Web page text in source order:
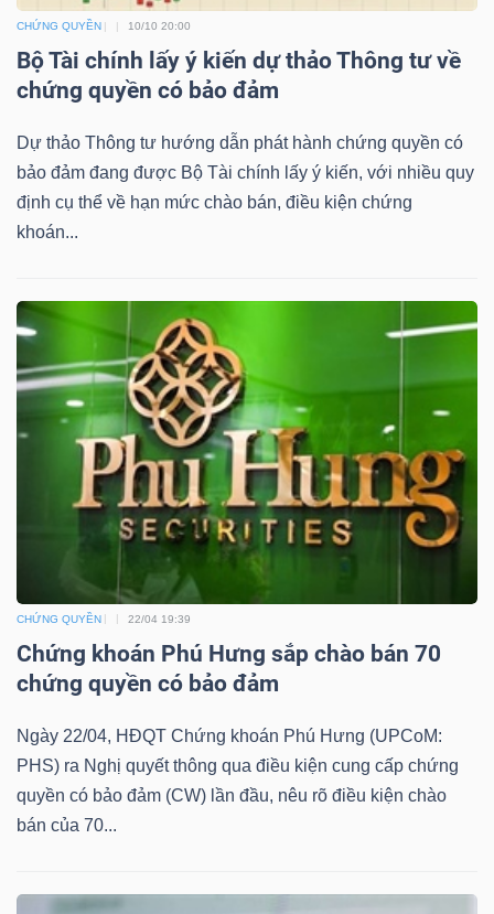
CHỨNG QUYỀN 10/10 20:00
Bộ Tài chính lấy ý kiến dự thảo Thông tư về
chứng quyền có bảo đảm
Dự thảo Thông tư hướng dẫn phát hành chứng quyền có
bảo đảm đang được Bộ Tài chính lấy ý kiến, với nhiều quy
định cụ thể về hạn mức chào bán, điều kiện chứng
khoán...
CHỨNG QUYỀN 22/04 19:39
Chứng khoán Phú Hưng sắp chào bán 70
chứng quyền có bảo đảm
Ngày 22/04, HĐQT Chứng khoán Phú Hưng (UPCoM:
PHS) ra Nghị quyết thông qua điều kiện cung cấp chứng
quyền có bảo đảm (CW) lần đầu, nêu rõ điều kiện chào
bán của 70...
YẾU
TIÊU
DÙNG
THIẾT
YẾU
CHĂM
SÓC
KHỎE
CHÍNH
CÔNG
NGHỆ
THÔNG